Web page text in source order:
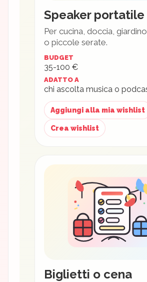
Speaker portatile
Per cucina, doccia,
o piccole serate.
BUDGET
35-100 €
ADATTO A
chi ascolta musica o
Aggiungi alla mia wishlist
Crea wishlist
Biglietti o cena